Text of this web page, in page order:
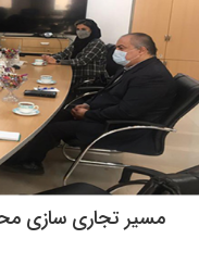
مسیر تجاری سازی